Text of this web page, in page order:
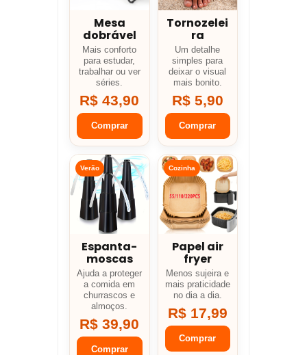
Mesa
dobrável
Mais conforto
para estudar,
trabalhar ou ver
séries.
R$ 43,90
Comprar
Tornozelei
ra
Um detalhe
simples para
deixar o visual
mais bonito.
R$ 5,90
Comprar
Verão
Espanta-
moscas
Ajuda a proteger
a comida em
churrascos e
almoços.
R$ 39,90
Comprar
Cozinha
Papel air
fryer
Menos sujeira e
mais praticidade
no dia a dia.
R$ 17,99
Comprar